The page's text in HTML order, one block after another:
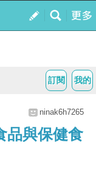
我的
訂閱
ninak6h7265
品與保健食